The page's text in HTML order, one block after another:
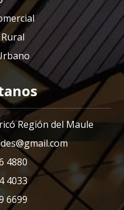
Región del Maule
4880
4033
6699